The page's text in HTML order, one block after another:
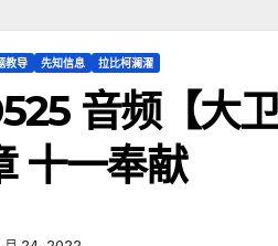
教导 先知信息 拉比柯澜濯
音频【大
十一奉献